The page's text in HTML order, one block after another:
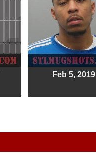
Feb 5, 2019